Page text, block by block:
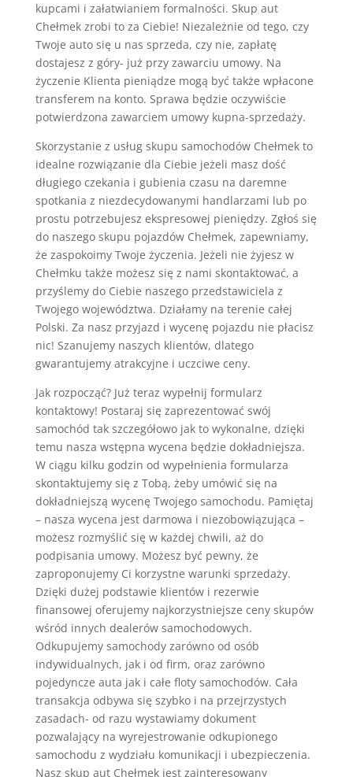
kupcami i załatwianiem formalności. Skup aut
Chełmek zrobi to za Ciebie! Niezależnie od tego, czy
Twoje auto się u nas sprzeda, czy nie, zapłatę
dostajesz z góry- już przy zawarciu umowy. Na
życzenie Klienta pieniądze mogą być także wpłacone
transferem na konto. Sprawa będzie oczywiście
potwierdzona zawarciem umowy kupna-sprzedaży.
Skorzystanie z usług skupu samochodów Chełmek to
idealne rozwiązanie dla Ciebie jeżeli masz dość
długiego czekania i gubienia czasu na daremne
spotkania z niezdecydowanymi handlarzami lub po
prostu potrzebujesz ekspresowej pieniędzy. Zgłoś się
do naszego skupu pojazdów Chełmek, zapewniamy,
że zaspokoimy Twoje życzenia. Jeżeli nie żyjesz w
Chełmku także możesz się z nami skontaktować, a
przyślemy do Ciebie naszego przedstawiciela z
Twojego województwa. Działamy na terenie całej
Polski. Za nasz przyjazd i wycenę pojazdu nie płacisz
nic! Szanujemy naszych klientów, dlatego
gwarantujemy atrakcyjne i uczciwe ceny.
Jak rozpocząć? Już teraz wypełnij formularz
kontaktowy! Postaraj się zaprezentować swój
samochód tak szczegółowo jak to wykonalne, dzięki
temu nasza wstępna wycena będzie dokładniejsza.
W ciągu kilku godzin od wypełnienia formularza
skontaktujemy się z Tobą, żeby umówić się na
dokładniejszą wycenę Twojego samochodu. Pamiętaj
– nasza wycena jest darmowa i niezobowiązująca –
możesz rozmyślić się w każdej chwili, aż do
podpisania umowy. Możesz być pewny, że
zaproponujemy Ci korzystne warunki sprzedaży.
Dzięki dużej podstawie klientów i rezerwie
finansowej oferujemy najkorzystniejsze ceny skupów
wśród innych dealerów samochodowych.
Odkupujemy samochody zarówno od osób
indywidualnych, jak i od firm, oraz zarówno
pojedyncze auta jak i całe floty samochodów. Cała
transakcja odbywa się szybko i na przejrzystych
zasadach- od razu wystawiamy dokument
pozwalający na wyrejestrowanie odkupionego
samochodu z wydziału komunikacji i ubezpieczenia.
Nasz skup aut Chełmek jest zainteresowany